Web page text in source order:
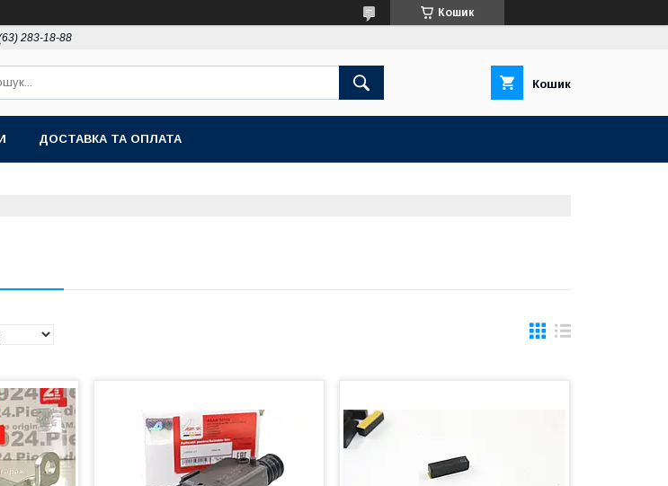
Кошик
283-18-88
Кошик
ДОСТАВКА ТА ОПЛАТА